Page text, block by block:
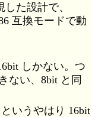
た設計で、
互換モードで動
しかない。つ
ない、8bit と同
いうやはり 16bit